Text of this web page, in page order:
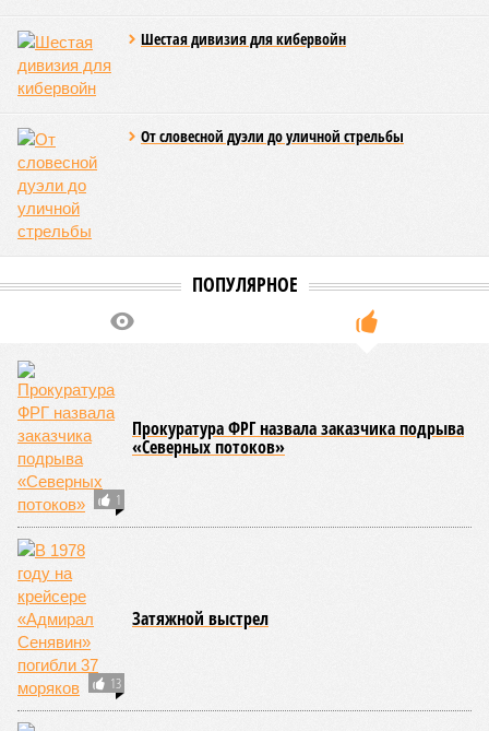
Шестая дивизия для кибервойн
От словесной дуэли до уличной стрельбы
ПОПУЛЯРНОЕ
1
Прокуратура ФРГ назвала заказчика подрыва
«Северных потоков»
13
Затяжной выстрел